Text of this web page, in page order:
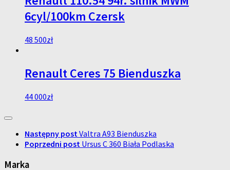
6cyl/100km Czersk
48 500zł
Renault Ceres 75 Bienduszka
44 000zł
Następny postValtra A93 Bienduszka
Poprzedni post Ursus C 360 Biała Podlaska
Marka